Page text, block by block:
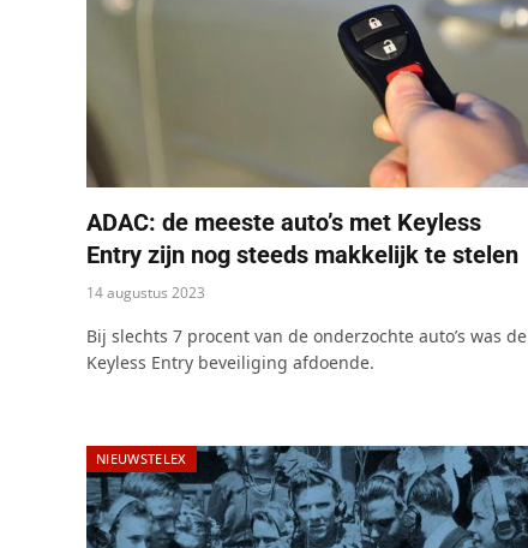
ADAC: de meeste auto’s met Keyless
Entry zijn nog steeds makkelijk te stelen
14 augustus 2023
Bij slechts 7 procent van de onderzochte auto’s was de
Keyless Entry beveiliging afdoende.
NIEUWSTELEX